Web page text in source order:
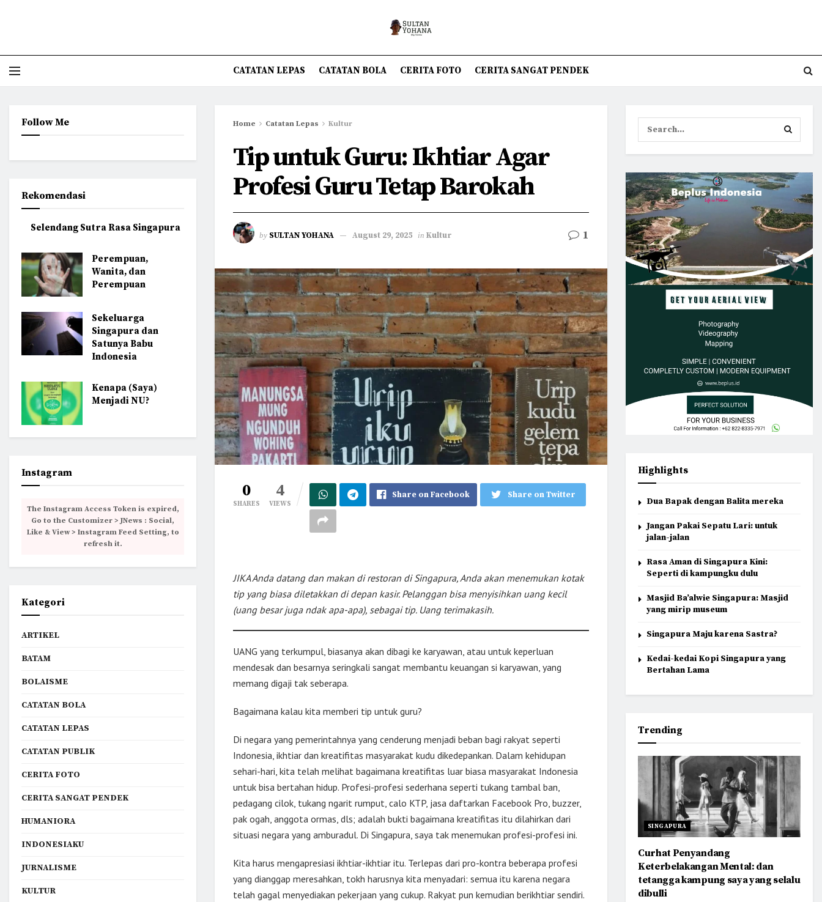
CATATAN LEPAS CATATAN BOLA CERITA FOTO CERITA SANGAT PENDEK
Home Catatan Lepas Kultur
Tip untuk Guru: Ikhtiar Agar
Profesi Guru Tetap Barokah
by SULTAN YOHANA August 29, 2025 in Kultur 1
0
SHARES
4
VIEWS
Share on Facebook Share on Twitter
JIKA Anda datang dan makan di restoran di Singapura, Anda akan menemukan kotak
tip yang biasa diletakkan di depan kasir. Pelanggan bisa menyisihkan uang kecil
(uang besar juga ndak apa-apa), sebagai tip. Uang terimakasih.
UANG yang terkumpul, biasanya akan dibagi ke karyawan, atau untuk keperluan
mendesak dan besarnya seringkali sangat membantu keuangan si karyawan, yang
memang digaji tak seberapa.
Bagaimana kalau kita memberi tip untuk guru?
Di negara yang pemerintahnya yang cenderung menjadi beban bagi rakyat seperti
Indonesia, ikhtiar dan kreatifitas masyarakat kudu dikedepankan. Dalam kehidupan
sehari-hari, kita telah melihat bagaimana kreatifitas luar biasa masyarakat Indonesia
untuk bisa bertahan hidup. Profesi-profesi sederhana seperti tukang tambal ban,
pedagang cilok, tukang ngarit rumput, calo KTP, jasa daftarkan Facebook Pro, buzzer,
pak ogah, anggota ormas, dls; adalah bukti bagaimana kreatifitas itu dilahirkan dari
situasi negara yang amburadul. Di Singapura, saya tak menemukan profesi-profesi ini.
Kita harus mengapresiasi ikhtiar-ikhtiar itu. Terlepas dari pro-kontra beberapa profesi
yang dianggap meresahkan, tokh harusnya kita menyadari: semua itu karena negara
telah gagal menyediakan pekerjaan yang cukup. Rakyat pun kemudian berikhtiar sendiri.
Follow Me
Rekomendasi
Selendang Sutra Rasa Singapura
Perempuan,
Wanita, dan
Perempuan
Sekeluarga
Singapura dan
Satunya Babu
Indonesia
Kenapa (Saya)
Menjadi NU?
Instagram
The Instagram Access Token is expired,
Go to the Customizer > JNews : Social,
Like & View > Instagram Feed Setting, to
refresh it.
Kategori
ARTIKEL
BATAM
BOLAISME
CATATAN BOLA
CATATAN LEPAS
CATATAN PUBLIK
CERITA FOTO
CERITA SANGAT PENDEK
HUMANIORA
INDONESIAKU
JURNALISME
KULTUR
Highlights
Dua Bapak dengan Balita mereka
Jangan Pakai Sepatu Lari: untuk
jalan-jalan
Rasa Aman di Singapura Kini:
Seperti di kampungku dulu
Masjid Ba’alwie Singapura: Masjid
yang mirip museum
Singapura Maju karena Sastra?
Kedai-kedai Kopi Singapura yang
Bertahan Lama
Trending
SINGAPURA
Curhat Penyandang
Keterbelakangan Mental: dan
tetangga kampung saya yang selalu
dibulli